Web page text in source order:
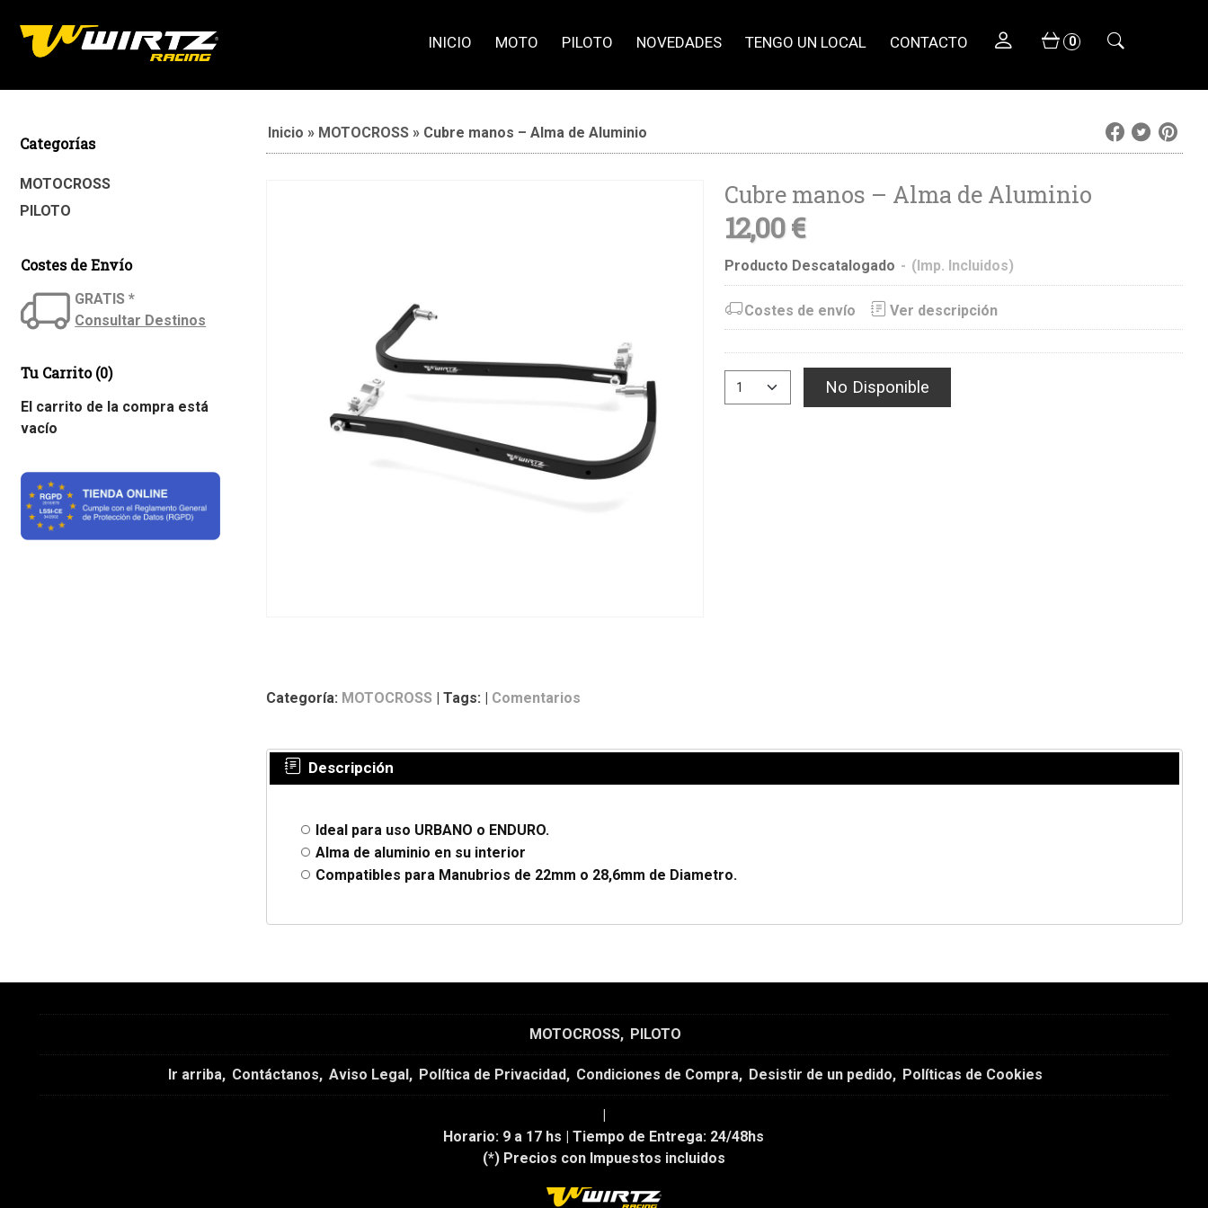
INICIO MOTO PILOTO NOVEDADES TENGO UN LOCAL CONTACTO 0
Categorías
MOTOCROSS
PILOTO
Costes de Envío
GRATIS *
Consultar Destinos
Tu Carrito (0)
El carrito de la compra está
vacío
Inicio » MOTOCROSS » Cubre manos – Alma de Aluminio
Cubre manos – Alma de Aluminio
12,00 €
Producto Descatalogado - (Imp. Incluidos)
Costes de envío Ver descripción
No Disponible
Categoría: MOTOCROSS | Tags: | Comentarios
Descripción
Ideal para uso URBANO o ENDURO.
Alma de aluminio en su interior
Compatibles para Manubrios de 22mm o 28,6mm de Diametro.
MOTOCROSS PILOTO
Ir arriba Contáctanos Aviso Legal Política de Privacidad Condiciones de Compra Desistir de un pedido Políticas de Cookies
|
Horario: 9 a 17 hs |Tiempo de Entrega: 24/48hs
(*) Precios con Impuestos incluidos